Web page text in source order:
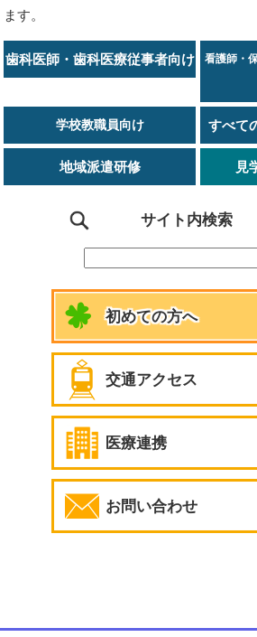
ます。
歯科医師・歯科医療従事者向け
看護師・
学校教職員向け すべて
地域派遣研修 見
サイト内検索
初めての方へ
交通アクセス
医療連携
お問い合わせ